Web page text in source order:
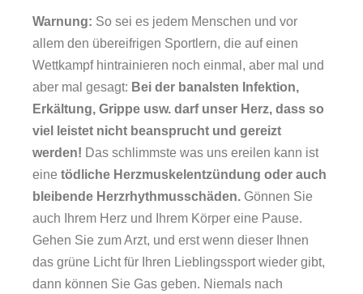
Warnung: So sei es jedem Menschen und vor
allem den übereifrigen Sportlern, die auf einen
Wettkampf hintrainieren noch einmal, aber mal und
aber mal gesagt: Bei der banalsten Infektion,
Erkältung, Grippe usw. darf unser Herz, dass so
viel leistet nicht beansprucht und gereizt
werden! Das schlimmste was uns ereilen kann ist
eine tödliche Herzmuskelentzündung oder auch
bleibende Herzrhythmusschäden. Gönnen Sie
auch Ihrem Herz und Ihrem Körper eine Pause.
Gehen Sie zum Arzt, und erst wenn dieser Ihnen
das grüne Licht für Ihren Lieblingssport wieder gibt,
dann können Sie Gas geben. Niemals nach